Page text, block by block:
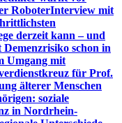
RoboterInterview mit
derzeit kann – und
schon in
Umgang mit
für Prof.
älterer Menschen
soziale
in Nordrhein-